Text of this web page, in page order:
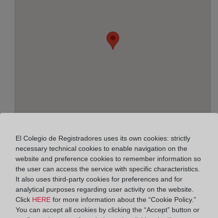
Address:
Avinguda de Cornellà, 140 - 2ª B, 8950
Horario:
De lunes a viernes de 09:00 a 17:00 horas
El Colegio de Registradores uses its own cookies: strictly
necessary technical cookies to enable navigation on the
website and preference cookies to remember information so
the user can access the service with specific characteristics.
It also uses third-party cookies for preferences and for
analytical purposes regarding user activity on the website.
Click HERE for more information about the “Cookie Policy.”
You can accept all cookies by clicking the “Accept” button or